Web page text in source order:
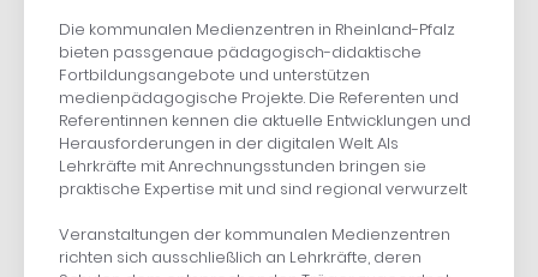
Die kommunalen Medienzentren in Rheinland-Pfalz
bieten passgenaue pädagogisch-didaktische
Fortbildungsangebote und unterstützen
medienpädagogische Projekte. Die Referenten und
Referentinnen kennen die aktuelle Entwicklungen und
Herausforderungen in der digitalen Welt. Als
Lehrkräfte mit Anrechnungsstunden bringen sie
praktische Expertise mit und sind regional verwurzelt
Veranstaltungen der kommunalen Medienzentren
richten sich ausschließlich an Lehrkräfte, deren